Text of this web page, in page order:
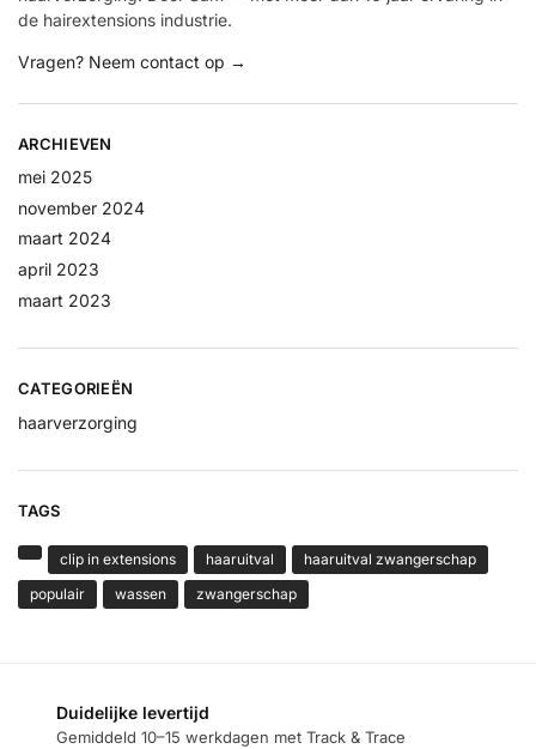
de hairextensions industrie.
Vragen? Neem contact op →
ARCHIEVEN
mei 2025
november 2024
maart 2024
april 2023
maart 2023
CATEGORIEËN
haarverzorging
TAGS
clip in extensions haaruitval
haaruitval zwangerschap
populair
wassen zwangerschap
Duidelijke levertijd
Gemiddeld 10–15 werkdagen met Track & Trace